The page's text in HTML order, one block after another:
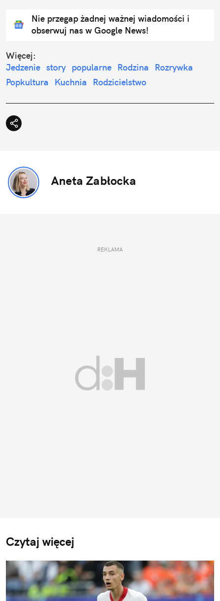
Nie przegap żadnej ważnej wiadomości i
obserwuj nas w Google News!
Więcej:
Jedzenie story popularne Rodzina
Rozrywka
Popkultura
Kuchnia Rodzicielstwo
Aneta Zabłocka
REKLAMA
Czytaj więcej